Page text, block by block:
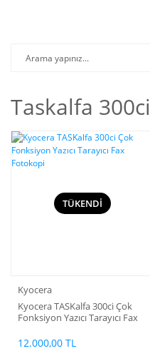
Taskalfa 300ci
TÜKENDİ
Kyocera
Kyocera TASKalfa 300ci Çok
Fonksiyon Yazıcı Tarayıcı Fax
12.000,00 TL